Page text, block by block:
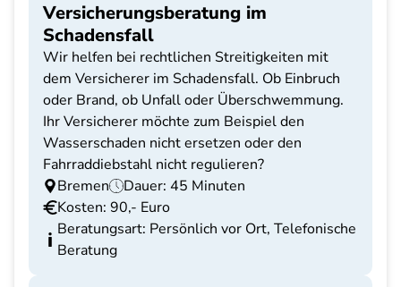
Versicherungsberatung im
Schadensfall
Wir helfen bei rechtlichen Streitigkeiten mit
dem Versicherer im Schadensfall. Ob Einbruch
oder Brand, ob Unfall oder Überschwemmung.
Ihr Versicherer möchte zum Beispiel den
Wasserschaden nicht ersetzen oder den
Fahrraddiebstahl nicht regulieren?
Bremen
Dauer: 45 Minuten
Kosten: 90,- Euro
Beratungsart: Persönlich vor Ort, Telefonische
Beratung